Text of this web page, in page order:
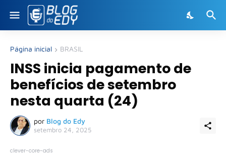
Página inicial BRASIL
INSS inicia pagamento de
benefícios de setembro
nesta quarta (24)
por Blog do Edy
setembro 24, 2025
clever-core-ads